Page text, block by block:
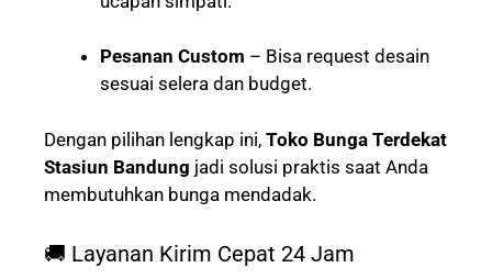
Pesanan Custom – Bisa request desain
sesuai selera dan budget.
Dengan pilihan lengkap ini, Toko Bunga Terdekat
Stasiun Bandung jadi solusi praktis saat Anda
membutuhkan bunga mendadak.
🚚 Layanan Kirim Cepat 24 Jam